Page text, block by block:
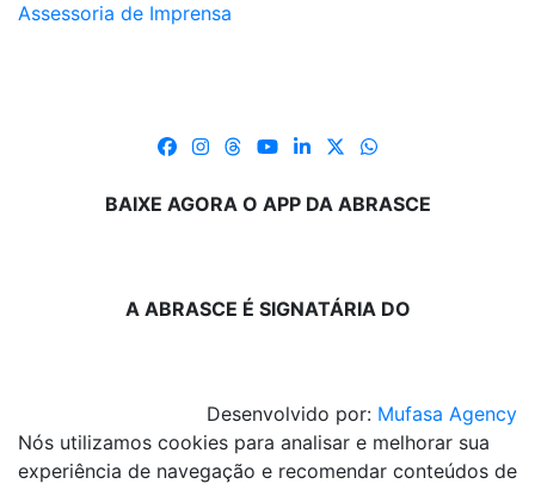
Assessoria de Imprensa
BAIXE AGORA O APP DA ABRASCE
A ABRASCE É SIGNATÁRIA DO
Desenvolvido por: Mufasa Agency
Nós utilizamos cookies para analisar e melhorar sua
experiência de navegação e recomendar conteúdos de